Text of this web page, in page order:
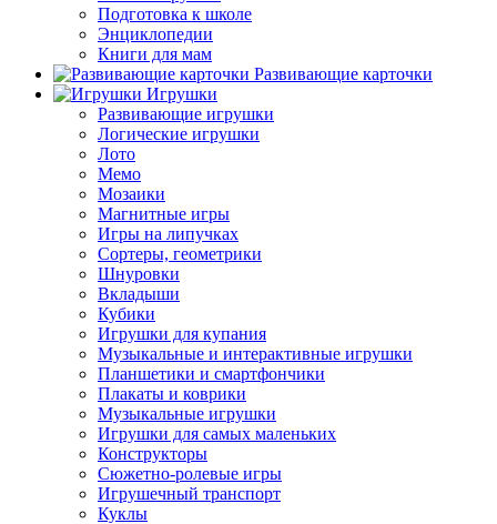
Подготовка к школе
Энциклопедии
Книги для мам
Развивающие карточки
Игрушки
Развивающие игрушки
Логические игрушки
Лото
Мемо
Мозаики
Магнитные игры
Игры на липучках
Сортеры, геометрики
Шнуровки
Вкладыши
Кубики
Игрушки для купания
Музыкальные и интерактивные игрушки
Планшетики и смартфончики
Плакаты и коврики
Музыкальные игрушки
Игрушки для самых маленьких
Конструкторы
Сюжетно-ролевые игры
Игрушечный транспорт
Куклы